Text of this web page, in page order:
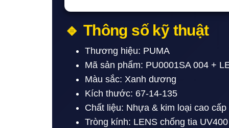
🔹 Thông số kỹ thuật
Thương hiệu: PUMA
Mã sản phẩm: PU0001SA 004 +
Màu sắc: Xanh dương
Kích thước: 67-14-135
Chất liệu: Nhựa & kim loại cao cấp
Tròng kính: LENS chống tia UV400